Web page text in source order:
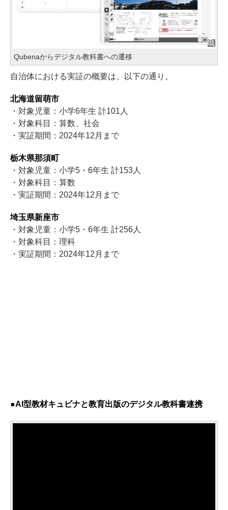
Qubenaからデジタル教科書への遷移
自治体における実証の概要は、以下の通り。
北海道留萌市
・対象児童：小学6年生 計101人
・対象科目：算数、社会
・実証期間：2024年12月まで
栃木県那須町
・対象児童：小学5・6年生 計153人
・対象科目：算数
・実証期間：2024年12月まで
埼玉県新座市
・対象児童：小学5・6年生 計256人
・対象科目：理科
・実証期間：2024年12月まで
●AI型教材キュビナと教育出版のデジタル教科書連携